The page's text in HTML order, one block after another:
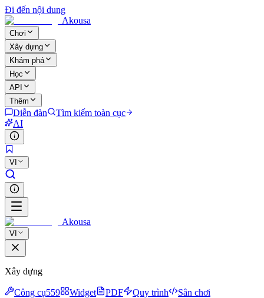
Đi đến nội dung
Akousa
Chơi
Xây dựng
Khám phá
Học
API
Thêm
Diễn đàn
Tìm kiếm toàn cục
AI
VI
Akousa
VI
Xây dựng
Công cụ559 Widget PDF Quy trình
Sân chơi